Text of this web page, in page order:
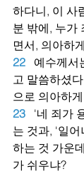
하다니, 이 사
분 밖에, 누가
면서, 의아하
22
예수께서
고 말씀하셨
으로 의아하
23
'네 죄가
는 것과, '일
하는 것 가운
가 쉬우냐?